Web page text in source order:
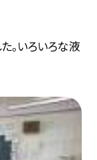
。いろいろな液